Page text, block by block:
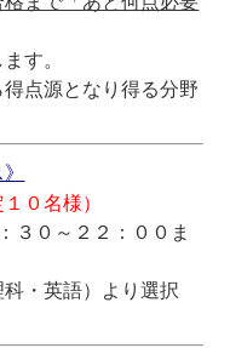
す。
点源となり得る分野
１０名様）
３０～２２：００ま
科・英語）より選択